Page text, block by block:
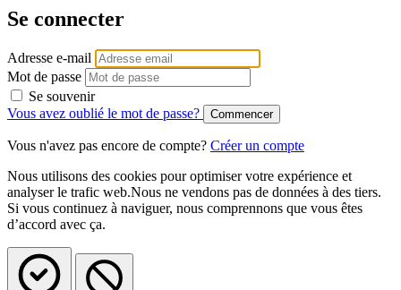
Se connecter
Adresse e-mail
Mot de passe
Se souvenir
Vous avez oublié le mot de passe?
Vous n'avez pas encore de compte? Créer un compte
Nous utilisons des cookies pour optimiser votre expérience et
analyser le trafic web.Nous ne vendons pas de données à des tiers.
Si vous continuez à naviguer, nous comprennons que vous êtes
d’accord avec ça.